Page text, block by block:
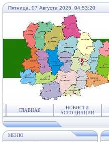
Пятница, 07 Августа 2026, 04:53:20
ГЛАВНАЯ
НОВОСТИ
АССОЦИАЦИИ
МЕНЮ